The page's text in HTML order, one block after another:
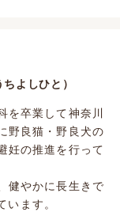
よしひと）
を卒業して神奈川
野良猫・野良犬の
妊の推進を行って
健やかに長生きで
います。